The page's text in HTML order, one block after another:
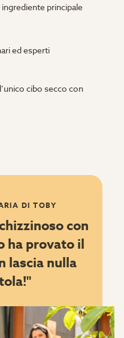
principale
ed esperti
cibo secco con
DI TOBY
con
ha provato il
lascia nulla